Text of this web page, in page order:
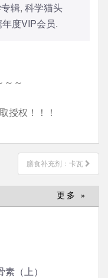
辑, 科学猫头
度VIP会员.
～～
授权！！！
膳食补充剂：卡瓦
更多 »
（上）